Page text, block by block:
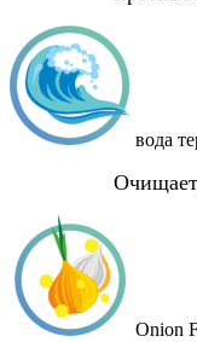
вода
Onion